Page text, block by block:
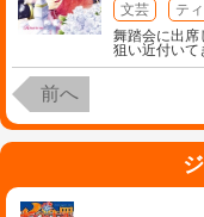
文芸
テ
舞踏会に出席
狙い近付いて
前へ